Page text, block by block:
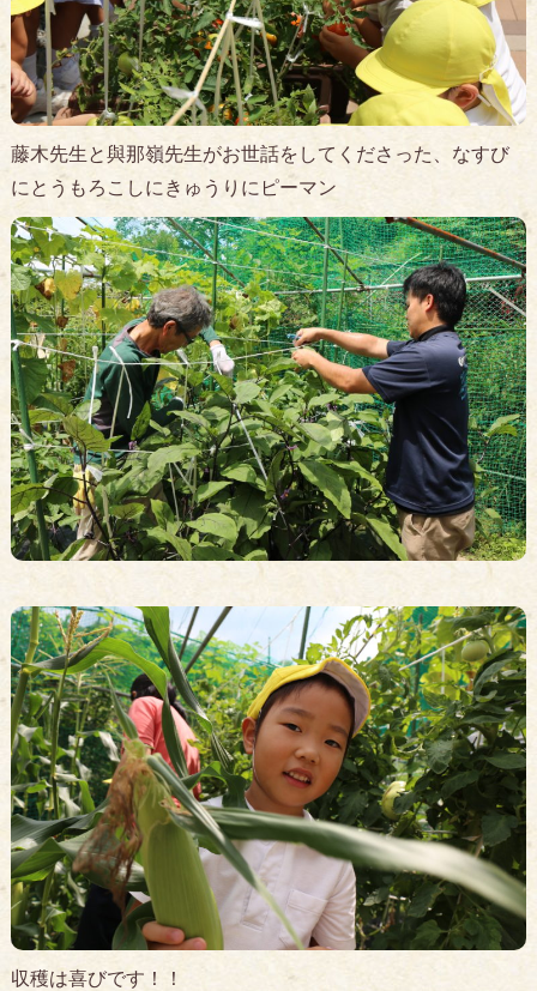
藤木先生と與那嶺先生がお世話をしてくださった、なすび
にとうもろこしにきゅうりにピーマン
収穫は喜びです！！